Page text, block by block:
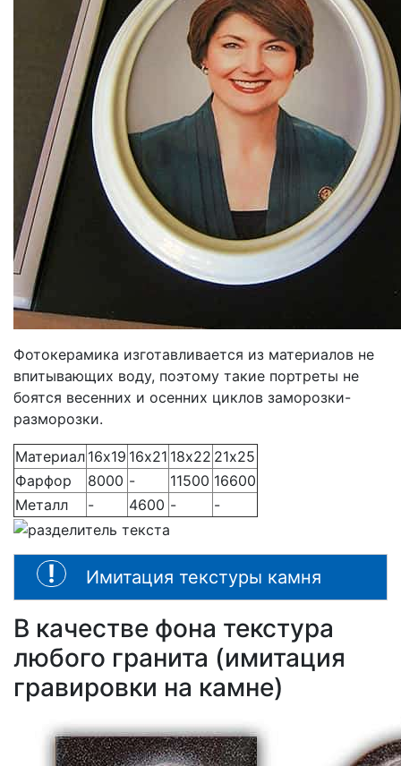
Фотокерамика изготавливается из материалов не
впитывающих воду, поэтому такие портреты не
боятся весенних и осенних циклов заморозки-
разморозки.
Материал 16х19 16х21 18х22 21х25
Фарфор
8000 - 11500 16600
Металл
- 4600 - -
Имитация текстуры камня
В качестве фона текстура
любого гранита (имитация
гравировки на камне)